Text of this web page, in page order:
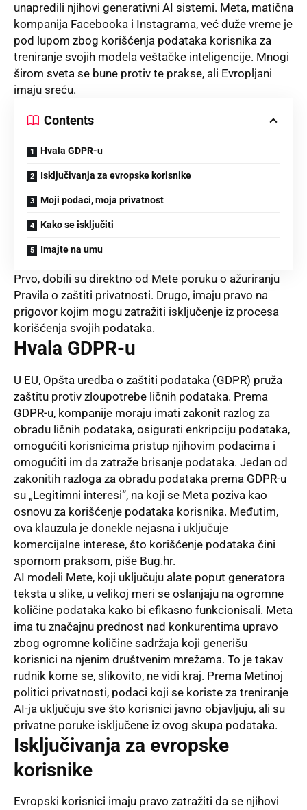
unapredili njihovi generativni AI sistemi. Meta, matična
kompanija Facebooka i Instagrama, već duže vreme je
pod lupom zbog korišćenja podataka korisnika za
treniranje svojih modela veštačke inteligencije. Mnogi
širom sveta se bune protiv te prakse, ali Evropljani
imaju sreću.
Contents
Hvala GDPR-u
Isključivanja za evropske korisnike
Moji podaci, moja privatnost
Kako se isključiti
Imajte na umu
Prvo, dobili su direktno od Mete poruku o ažuriranju
Pravila o zaštiti privatnosti. Drugo, imaju pravo na
prigovor kojim mogu zatražiti isključenje iz procesa
korišćenja svojih podataka.
Hvala GDPR-u
U EU, Opšta uredba o zaštiti podataka (GDPR) pruža
zaštitu protiv zloupotrebe ličnih podataka. Prema
GDPR-u, kompanije moraju imati zakonit razlog za
obradu ličnih podataka, osigurati enkripciju podataka,
omogućiti korisnicima pristup njihovim podacima i
omogućiti im da zatraže brisanje podataka. Jedan od
zakonitih razloga za obradu podataka prema GDPR-u
su „Legitimni interesi“, na koji se Meta poziva kao
osnovu za korišćenje podataka korisnika. Međutim,
ova klauzula je donekle nejasna i uključuje
komercijalne interese, što korišćenje podataka čini
spornom praksom, piše Bug.hr.
AI modeli Mete, koji uključuju alate poput generatora
teksta u slike, u velikoj meri se oslanjaju na ogromne
količine podataka kako bi efikasno funkcionisali. Meta
ima tu značajnu prednost nad konkurentima upravo
zbog ogromne količine sadržaja koji generišu
korisnici na njenim društvenim mrežama. To je takav
rudnik kome se, slikovito, ne vidi kraj. Prema Metinoj
politici privatnosti, podaci koji se koriste za treniranje
AI-ja uključuju sve što korisnici javno objavljuju, ali su
privatne poruke isključene iz ovog skupa podataka.
Isključivanja za evropske
korisnike
Evropski korisnici imaju pravo zatražiti da se njihovi